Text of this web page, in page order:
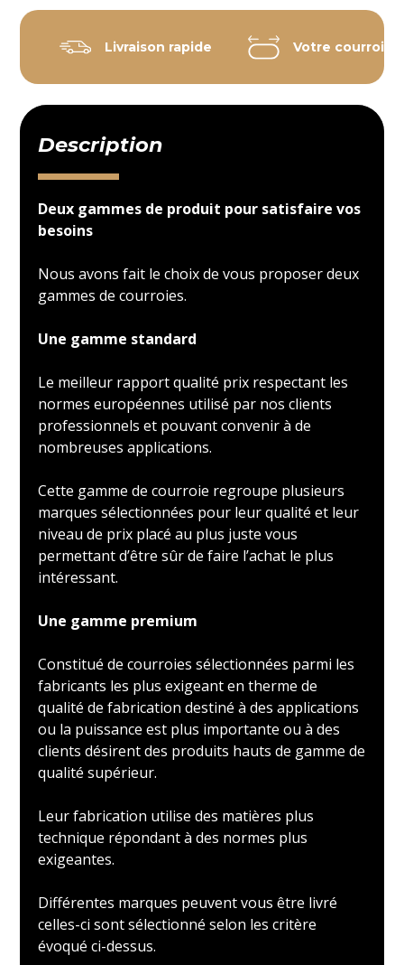
Livraison rapide Votre courroie
Description
Deux gammes de produit pour satisfaire vos
besoins
Nous avons fait le choix de vous proposer deux
gammes de courroies.
Une gamme standard
Le meilleur rapport qualité prix respectant les
normes européennes utilisé par nos clients
professionnels et pouvant convenir à de
nombreuses applications.
Cette gamme de courroie regroupe plusieurs
marques sélectionnées pour leur qualité et leur
niveau de prix placé au plus juste vous
permettant d’être sûr de faire l’achat le plus
intéressant.
Une gamme premium
Constitué de courroies sélectionnées parmi les
fabricants les plus exigeant en therme de
qualité de fabrication destiné à des applications
ou la puissance est plus importante ou à des
clients désirent des produits hauts de gamme de
qualité supérieur.
Leur fabrication utilise des matières plus
technique répondant à des normes plus
exigeantes.
Différentes marques peuvent vous être livré
celles-ci sont sélectionné selon les critère
évoqué ci-dessus.